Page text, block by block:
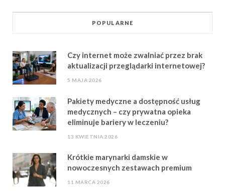
POPULARNE
Czy internet może zwalniać przez brak
aktualizacji przeglądarki internetowej?
5 MAJA 2026
Pakiety medyczne a dostępność usług
medycznych – czy prywatna opieka
eliminuje bariery w leczeniu?
13 KWIETNIA 2026
Krótkie marynarki damskie w
nowoczesnych zestawach premium
11 MARCA 2026